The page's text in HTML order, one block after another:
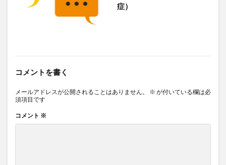
症）
コメントを書く
メールアドレスが公開されることはありません。 ※ が付いている欄は必
須項目です
コメント ※